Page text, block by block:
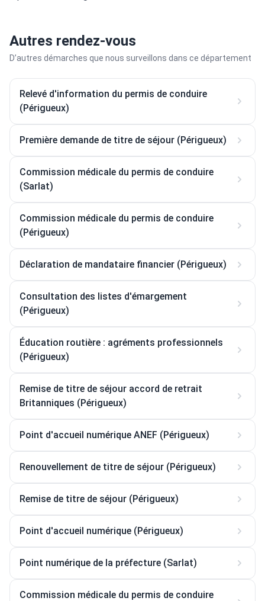
Autres rendez-vous
D’autres démarches que nous surveillons dans ce département
Relevé d'information du permis de conduire
(Périgueux)
Première demande de titre de séjour (Périgueux)
Commission médicale du permis de conduire
(Sarlat)
Commission médicale du permis de conduire
(Périgueux)
Déclaration de mandataire financier (Périgueux)
Consultation des listes d'émargement
(Périgueux)
Éducation routière : agréments professionnels
(Périgueux)
Remise de titre de séjour accord de retrait
Britanniques (Périgueux)
Point d'accueil numérique ANEF (Périgueux)
Renouvellement de titre de séjour (Périgueux)
Remise de titre de séjour (Périgueux)
Point d'accueil numérique (Périgueux)
Point numérique de la préfecture (Sarlat)
Commission médicale du permis de conduire